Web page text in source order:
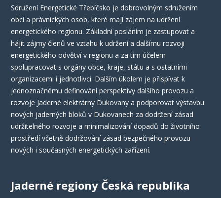
Sdružení Energetické Třebíčsko je dobrovolným sdružením
obcí a právnických osob, které mají zájem na udržení
energetického regionu. Základní posláním je zastupovat a
hájit zájmy členů ve vztahu k udržení a dalšímu rozvoji
energetického odvětví v regionu a za tím účelem
spolupracovat s orgány obce, kraje, státu a s ostatními
organizacemi i jednotlivci. Dalším úkolem je přispívat k
jednoznačnému definování perspektivy dalšího provozu a
rozvoje Jaderné elektrárny Dukovany a podporovat výstavbu
nových jaderných bloků v Dukovanech za dodržení zásad
udržitelného rozvoje a minimalizování dopadů do životního
prostředí včetně dodržování zásad bezpečného provozu
nových i současných energetických zařízení.
Jaderné regiony Česká republika